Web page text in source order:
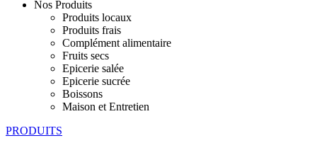
Nos Produits
Produits locaux
Produits frais
Complément alimentaire
Fruits secs
Epicerie salée
Epicerie sucrée
Boissons
Maison et Entretien
PRODUITS